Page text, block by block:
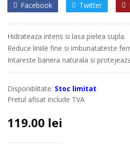
Facebook Twitter
Hidrateaza intens si lasa pielea supla.
Reduce liniile fine si imbunatateste
Intareste bariera naturala si
Disponiblitate: Stoc limitat
Pretul afisat include TVA
119.00 lei